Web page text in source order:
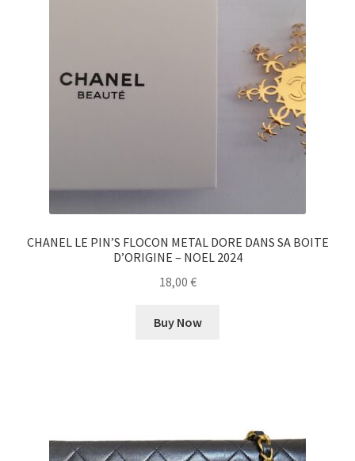
CHANEL LE PIN’S FLOCON METAL DORE DANS SA BOITE
D’ORIGINE – NOEL 2024
18,00 €
Buy Now